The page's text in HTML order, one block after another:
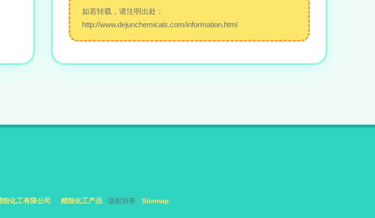
如若转载，请注明出处：
http://www.dejunchemicals.com/information.html
化工有限公司 精细化工产品 版权所有 Sitemap